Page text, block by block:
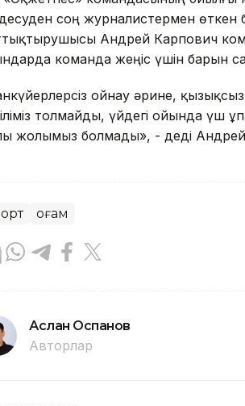
соң журналистермен
Андрей Карпович
команда жеңіс үшін барын
ойнау әрине,
толмайды, үйдегі ойында үш
жолымыз болмады», - деді
Қоғам
Аслан Оспанов
Авторлар